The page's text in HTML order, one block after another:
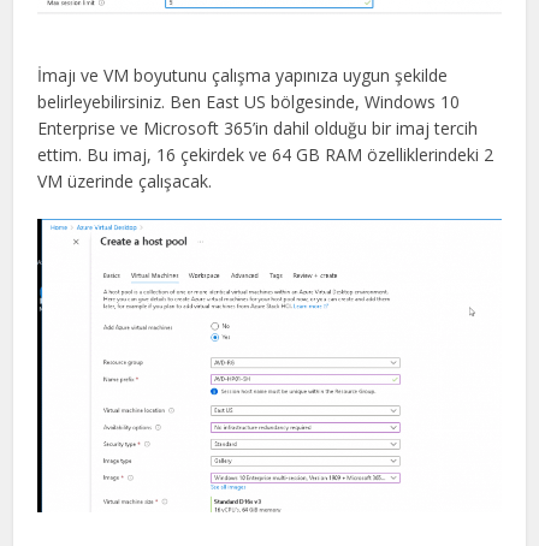
İmajı ve VM boyutunu çalışma yapınıza uygun şekilde
belirleyebilirsiniz. Ben East US bölgesinde, Windows 10
Enterprise ve Microsoft 365’in dahil olduğu bir imaj tercih
ettim. Bu imaj, 16 çekirdek ve 64 GB RAM özelliklerindeki 2
VM üzerinde çalışacak.